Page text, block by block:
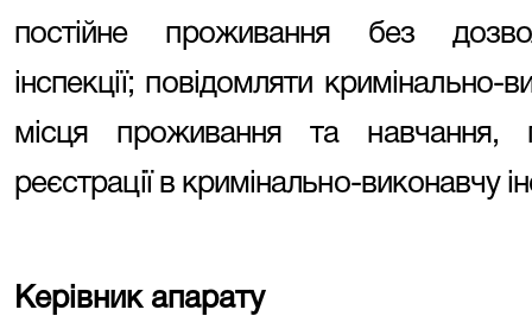
постійне проживання без
інспекції; повідомляти кримінально-
місця проживання та навчання,
реєстрації в кримінально-виконавчу
Керівник апарату